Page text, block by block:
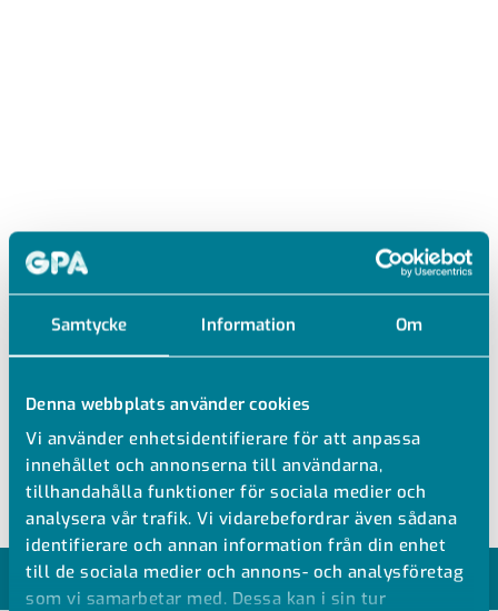
Samtycke Information Om
Denna webbplats använder cookies
Vi använder enhetsidentifierare för att anpassa
innehållet och annonserna till användarna,
tillhandahålla funktioner för sociala medier och
analysera vår trafik. Vi vidarebefordrar även sådana
identifierare och annan information från din enhet
till de sociala medier och annons- och analysföretag
som vi samarbetar med. Dessa kan i sin tur
CVDUE
PE KRAGE TILL MEMBRANVENTIL
Passar membranventil VMUIM
Utvändig svets lång
MODELLER